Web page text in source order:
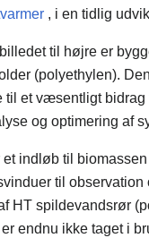
, i en tidlig
til højre er
(polyethylen).
til et væsentligt
og optimering af
et indløb til biomassen
til
HT spildevandsrør
endnu ikke taget i